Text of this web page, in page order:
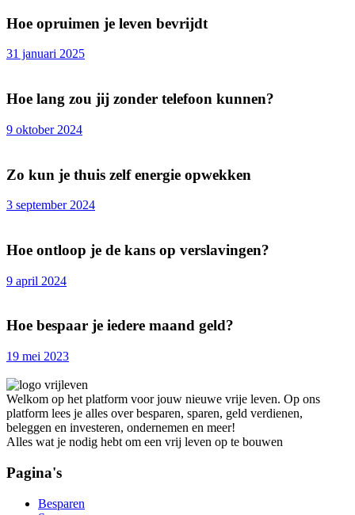
Hoe opruimen je leven bevrijdt
31 januari 2025
Hoe lang zou jij zonder telefoon kunnen?
9 oktober 2024
Zo kun je thuis zelf energie opwekken
3 september 2024
Hoe ontloop je de kans op verslavingen?
9 april 2024
Hoe bespaar je iedere maand geld?
19 mei 2023
Welkom op het platform voor jouw nieuwe vrije leven. Op ons
platform lees je alles over besparen, sparen, geld verdienen,
beleggen en investeren, ondernemen en meer!
Alles wat je nodig hebt om een vrij leven op te bouwen
Pagina's
Besparen